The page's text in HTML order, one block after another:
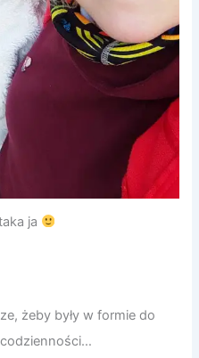
ja
żeby były w formie do